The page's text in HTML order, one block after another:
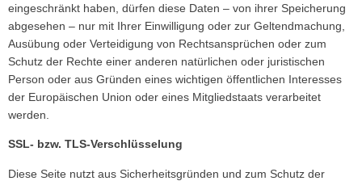
eingeschränkt haben, dürfen diese Daten – von ihrer Speicherung
abgesehen – nur mit Ihrer Einwilligung oder zur Geltendmachung,
Ausübung oder Verteidigung von Rechtsansprüchen oder zum
Schutz der Rechte einer anderen natürlichen oder juristischen
Person oder aus Gründen eines wichtigen öffentlichen Interesses
der Europäischen Union oder eines Mitgliedstaats verarbeitet
werden.
SSL- bzw. TLS-Verschlüsselung
Diese Seite nutzt aus Sicherheitsgründen und zum Schutz der